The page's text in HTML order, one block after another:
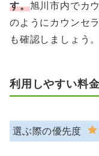
す。旭川市内でカ
のようにカウンセ
も確認しましょう。
利用しやすい料
選ぶ際の優先度